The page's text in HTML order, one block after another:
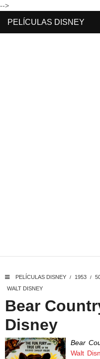
-->
PELÍCULAS DISNEY
PELÍCULAS DISNEY / 1953 /
WALT DISNEY
Bear
Disney
Bear
Walt